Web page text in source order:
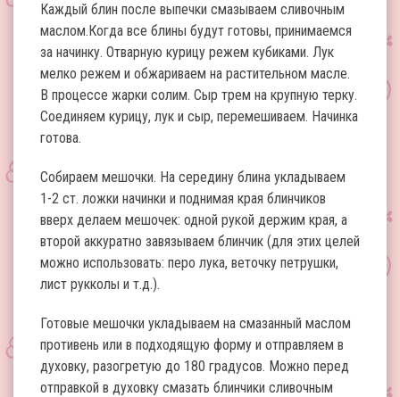
Каждый блин после выпечки смазываем сливочным
маслом.Когда все блины будут готовы, принимаемся
за начинку. Отварную курицу режем кубиками. Лук
мелко режем и обжариваем на растительном масле.
В процессе жарки солим. Сыр трем на крупную терку.
Соединяем курицу, лук и сыр, перемешиваем. Начинка
готова.
Собираем мешочки. На середину блина укладываем
1-2 ст. ложки начинки и поднимая края блинчиков
вверх делаем мешочек: одной рукой держим края, а
второй аккуратно завязываем блинчик (для этих целей
можно использовать: перо лука, веточку петрушки,
лист рукколы и т.д.).
Готовые мешочки укладываем на смазанный маслом
противень или в подходящую форму и отправляем в
духовку, разогретую до 180 градусов. Можно перед
отправкой в духовку смазать блинчики сливочным